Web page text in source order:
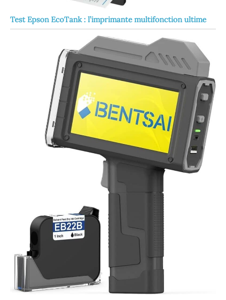
Test Epson EcoTank : l’imprimante multifonction ultime